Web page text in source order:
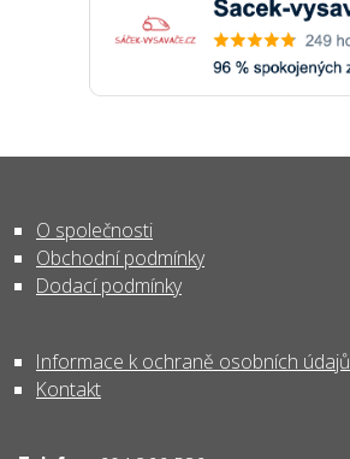
O společnosti
Obchodní podmínky
Dodací podmínky
Informace k ochraně osobních údajů
Kontakt